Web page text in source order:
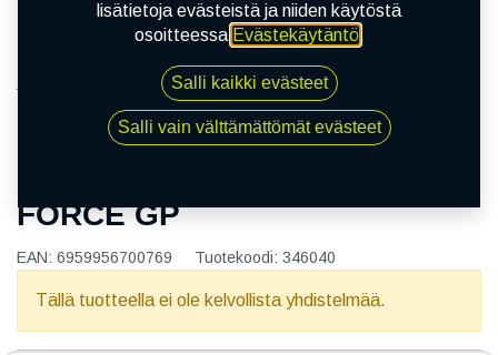
165/65R13 77T LEAO NOVA-FORCE GP
FORCE GP
EAN: 6959956700769 Tuotekoodi: 346040
Tällä tuotteella ei ole kelvollista yhdistelmää.
lisätietoja evästeistä ja niiden käytöstä
osoitteessa Evästekäytäntö.
Salli kaikki evästeet
Salli vain välttämättömät evästeet